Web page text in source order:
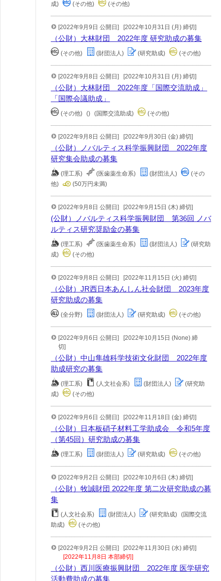
成)
(その他) (その他)
[2022年9月9日 公開日] [2022年10月31日 (月) 締切]
（公財）大林財団 2022年度 研究助成の募集
(その他) (財団法人) (研究助成) (その他)
[2022年9月8日 公開日] [2022年10月31日 (月) 締切]
（公財）大林財団 2022年度「国際交流助成」
「国際会議助成」
(その他) () (国際交流助成) (その他)
[2022年9月8日 公開日] [2022年9月30日 (金) 締切]
（公財）ノバルティス科学振興財団 2022年度
研究集会助成の募集
(理工系) (医歯薬生命系) (財団法人)
(その
他)
(50万円未満)
[2022年9月8日 公開日] [2022年9月15日 (木) 締切]
(公財）ノバルティス科学振興財団 第36回 ノバ
ルティス研究奨励金の募集
(理工系) (医歯薬生命系) (財団法人)
(研究助
成)
(その他)
[2022年9月8日 公開日] [2022年11月15日 (火) 締切]
（公財）JR西日本あんしん社会財団 2023年度
研究助成の募集
(全分野) (財団法人) (研究助成) (その他)
[2022年9月6日 公開日]
[2022年10月15日 (None) 締
切]
（公財）中山隼雄科学技術文化財団 2022年度
助成研究の募集
(理工系) (人文社会系) (財団法人)
(研究助
成)
(その他)
[2022年9月6日 公開日] [2022年11月18日 (金) 締切]
（公財）日本板硝子材料工学助成会 令和5年度
（第45回）研究助成の募集
(理工系) (財団法人) (研究助成) (その他)
[2022年9月2日 公開日] [2022年10月6日 (木) 締切]
（公財）牧誠財団 2022年度 第二次研究助成の募
集
(人文社会系) (財団法人) (研究助成) (国際交流
助成)
(その他)
[2022年9月2日 公開日]
[2022年11月30日 (水) 締切]
[2022年11月8日 本部締切]
（公財）西川医療振興財団 2022年度 医学研究
活動費助成の募集